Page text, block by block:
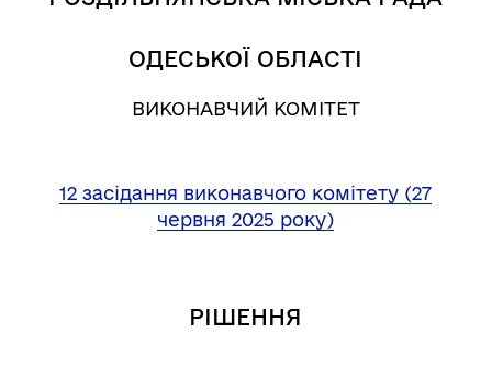
ОДЕСЬКОЇ ОБЛАСТІ
ВИКОНАВЧИЙ КОМІТЕТ
12 засідання виконавчого комітету (27
червня 2025 року)
РІШЕННЯ